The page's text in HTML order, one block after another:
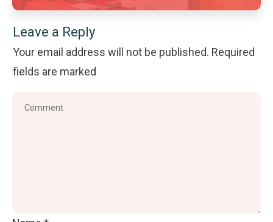
Leave a Reply
Your email address will not be published. Required
fields are marked